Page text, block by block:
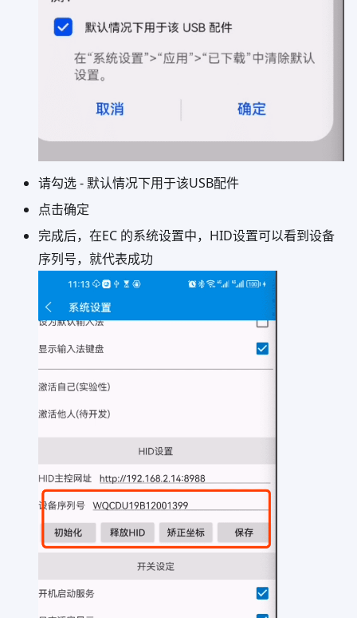
请勾选 - 默认情况下用于该USB配件
点击确定
完成后，在EC 的系统设置中，HID设置可以看到设备
序列号，就代表成功